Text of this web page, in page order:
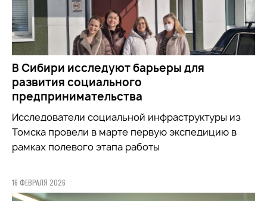
В Сибири исследуют барьеры для
развития социального
предпринимательства
Исследователи социальной инфраструктуры из
Томска провели в марте первую экспедицию в
рамках полевого этапа работы
16 ФЕВРАЛЯ 2026